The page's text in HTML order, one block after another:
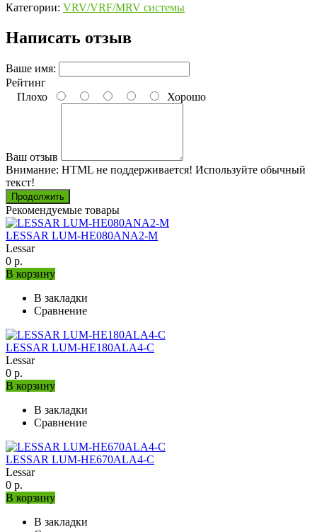
Категории: VRV/VRF/MRV системы
Написать отзыв
Ваше имя:
Рейтинг
Плохо
Хорошо
Ваш отзыв
Внимание: HTML не поддерживается! Используйте обычный
текст!
Продолжить
Рекомендуемые товары
LESSAR LUM-HE080ANA2-M
Lessar
0 р.
В корзину
В закладки
Сравнение
LESSAR LUM-HE180ALA4-C
Lessar
0 р.
В корзину
В закладки
Сравнение
LESSAR LUM-HE670ALA4-C
Lessar
0 р.
В корзину
В закладки